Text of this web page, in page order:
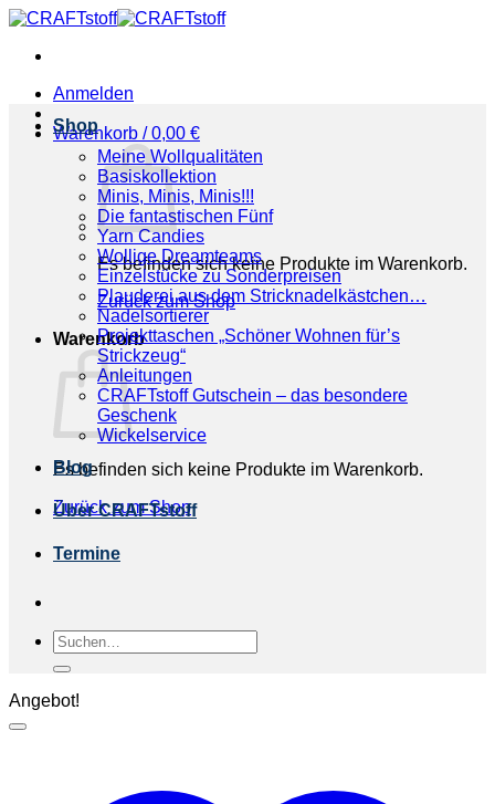
Zum
springen
Anmelden
Warenkorb /0,00 €
Es befinden sich keine Produkte im Warenkorb.
Zurück zum Shop
Warenkorb
Es befinden sich keine Produkte im Warenkorb.
Zurück zum Shop
Shop
Meine Wollqualitäten
Basiskollektion
Minis, Minis, Minis!!!
Die fantastischen Fünf
Yarn Candies
Wollige Dreamteams
Einzelstücke zu Sonderpreisen
Plauderei aus dem Stricknadelkästchen…
Nadelsortierer
Projekttaschen „Schöner Wohnen für’s
Strickzeug“
Anleitungen
CRAFTstoff Gutschein – das besondere
Geschenk
Wickelservice
Blog
Über CRAFTstoff
Termine
Suchen
nach:
Angebot!